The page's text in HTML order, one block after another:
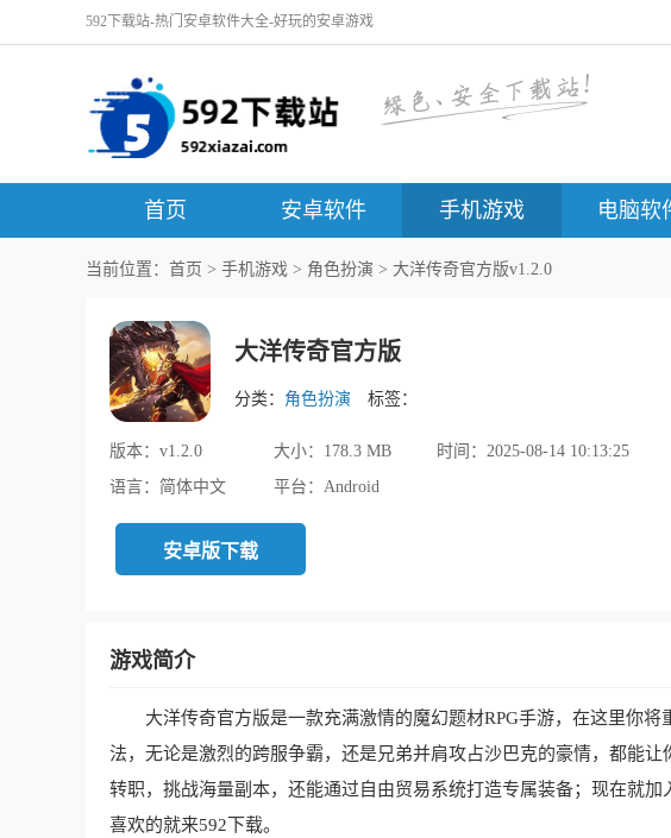
592下载站-热门安卓软件大全-好玩的安卓游戏
首页 安卓软件 手机游戏 电脑软
当前位置： 首页 > 手机游戏 > 角色扮演 > 大洋传奇官方版v1.2.0
大洋传奇官方版
分类： 角色扮演 标签：
版本： v1.2.0 大小： 178.3 MB 时间： 2025-08-14 10:13:25
语言： 简体中文 平台： Android
安卓版下载
游戏简介
大洋传奇官方版是一款充满激情的魔幻题材RPG手游，在这里你
法，无论是激烈的跨服争霸，还是兄弟并肩攻占沙巴克的豪情，都能
转职，挑战海量副本，还能通过自由贸易系统打造专属装备；现在就
喜欢的就来592下载。